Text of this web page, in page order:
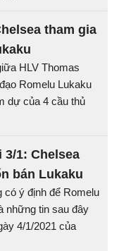
tham gia
HLV Thomas
Romelu Lukaku
dự của 4 cầu thủ
1: Chelsea
bán Lukaku
có ý định để Romelu
những tin sau đây
4/1/2021 của